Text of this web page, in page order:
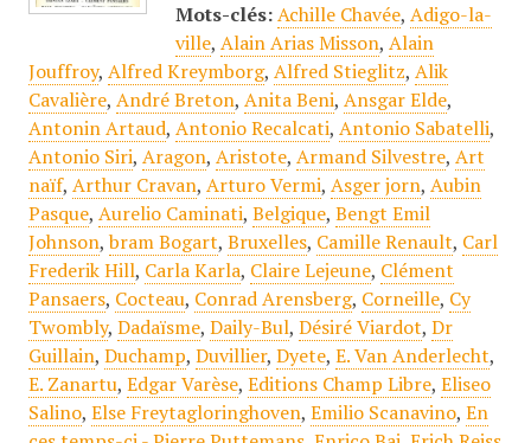
Mots-clés: Achille Chavée, Adigo-la-
ville, Alain Arias Misson, Alain
Jouffroy, Alfred Kreymborg, Alfred Stieglitz, Alik
Cavalière, André Breton, Anita Beni, Ansgar Elde,
Antonin Artaud, Antonio Recalcati, Antonio Sabatelli,
Antonio Siri, Aragon, Aristote, Armand Silvestre, Art
naïf, Arthur Cravan, Arturo Vermi, Asger jorn, Aubin
Pasque, Aurelio Caminati, Belgique, Bengt Emil
Johnson,bram Bogart, Bruxelles, Camille Renault, Carl
Frederik Hill, Carla Karla, Claire Lejeune, Clément
Pansaers, Cocteau, Conrad Arensberg, Corneille, Cy
Twombly, Dadaïsme, Daily-Bul, Désiré Viardot, Dr
Guillain, Duchamp, Duvillier, Dyete, E. Van Anderlecht,
E. Zanartu, Edgar Varèse, Editions Champ Libre, Eliseo
Salino, Else Freytagloringhoven, Emilio Scanavino, En